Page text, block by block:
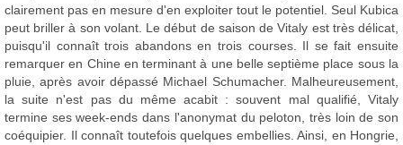
clairement pas en mesure d'en exploiter tout le potentiel. Seul Kubica
peut briller à son volant. Le début de saison de Vitaly est très délicat,
puisqu'il connaît trois abandons en trois courses. Il se fait ensuite
remarquer en Chine en terminant à une belle septième place sous la
pluie, après avoir dépassé Michael Schumacher. Malheureusement,
la suite n'est pas du même acabit : souvent mal qualifié, Vitaly
termine ses week-ends dans l'anonymat du peloton, très loin de son
coéquipier. Il connaît toutefois quelques embellies. Ainsi, en Hongrie,